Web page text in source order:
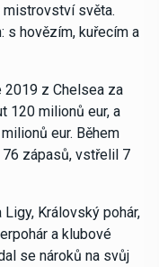
světa.
s hovězím, kuřecím a
2019 z Chelsea za
120 milionů eur, a
eur. Během
zápasů, vstřelil 7
Královský pohár,
a klubové
se nároků na svůj